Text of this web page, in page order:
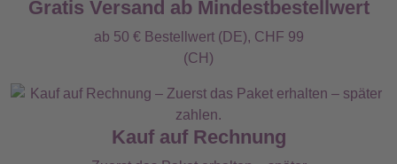
Gratis Versand ab Mindestbestellwert
ab 50 € Bestellwert (DE), CHF 99
(CH)
Kauf auf Rechnung